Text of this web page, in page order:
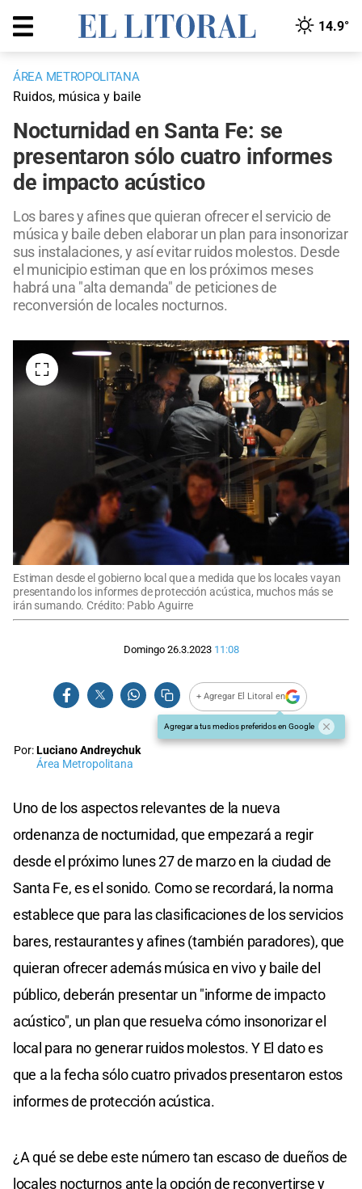
14.9°
ÁREA METROPOLITANA
Ruidos, música y baile
Nocturnidad en Santa Fe: se
presentaron sólo cuatro informes
de impacto acústico
Los bares y afines que quieran ofrecer el servicio de
música y baile deben elaborar un plan para insonorizar
sus instalaciones, y así evitar ruidos molestos. Desde
el municipio estiman que en los próximos meses
habrá una "alta demanda" de peticiones de
reconversión de locales nocturnos.
Estiman desde el gobierno local que a medida que los locales vayan
presentando los informes de protección acústica, muchos más se
irán sumando. Crédito: Pablo Aguirre
Domingo 26.3.2023 11:08
+ Agregar El Litoral en
Agregar a tus medios preferidos en Google
Por:Luciano Andreychuk
Área Metropolitana
Uno de los aspectos relevantes de la nueva
ordenanza de nocturnidad, que empezará a regir
desde el próximo lunes 27 de marzo en la ciudad de
Santa Fe, es el sonido. Como se recordará, la norma
establece que para las clasificaciones de los servicios
bares, restaurantes y afines (también paradores), que
quieran ofrecer además música en vivo y baile del
público, deberán presentar un "informe de impacto
acústico", un plan que resuelva cómo insonorizar el
local para no generar ruidos molestos. Y El dato es
que a la fecha sólo cuatro privados presentaron estos
informes de protección acústica.
¿A qué se debe este número tan escaso de dueños de
locales nocturnos ante la opción de reconvertirse y